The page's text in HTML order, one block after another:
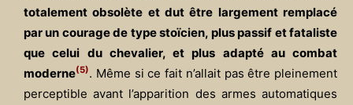
totalement obsolète et dut être largement remplacé
par un courage de type stoïcien, plus passif et fataliste
que celui du chevalier, et plus adapté au combat
moderne(5). Même si ce fait n’allait pas être pleinement
perceptible avant l’apparition des armes automatiques